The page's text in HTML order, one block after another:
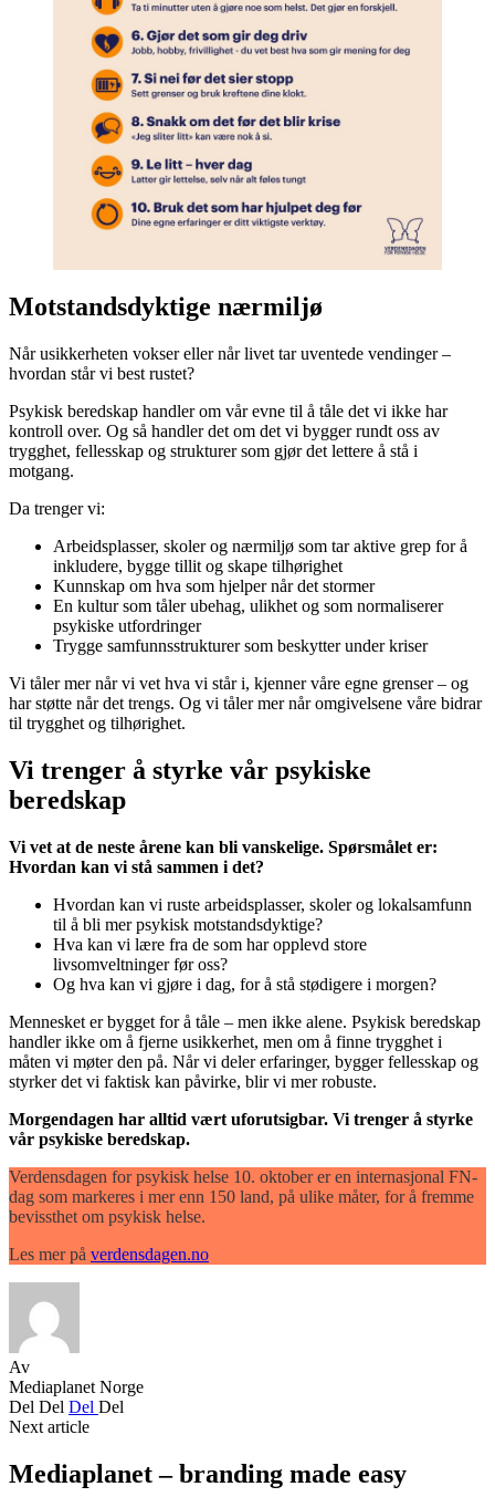
Motstandsdyktige nærmiljø
Når usikkerheten vokser eller når livet tar uventede vendinger –
hvordan står vi best rustet?
Psykisk beredskap handler om vår evne til å tåle det vi ikke har
kontroll over. Og så handler det om det vi bygger rundt oss av
trygghet, fellesskap og strukturer som gjør det lettere å stå i
motgang.
Da trenger vi:
Arbeidsplasser, skoler og nærmiljø som tar aktive grep for å
inkludere, bygge tillit og skape tilhørighet
Kunnskap om hva som hjelper når det stormer
En kultur som tåler ubehag, ulikhet og som normaliserer
psykiske utfordringer
Trygge samfunnsstrukturer som beskytter under kriser
Vi tåler mer når vi vet hva vi står i, kjenner våre egne grenser – og
har støtte når det trengs. Og vi tåler mer når omgivelsene våre bidrar
til trygghet og tilhørighet.
Vi trenger å styrke vår psykiske
beredskap
Vi vet at de neste årene kan bli vanskelige. Spørsmålet er:
Hvordan kan vi stå sammen i det?
Hvordan kan vi ruste arbeidsplasser, skoler og lokalsamfunn
til å bli mer psykisk motstandsdyktige?
Hva kan vi lære fra de som har opplevd store
livsomveltninger før oss?
Og hva kan vi gjøre i dag, for å stå stødigere i morgen?
Mennesket er bygget for å tåle – men ikke alene. Psykisk beredskap
handler ikke om å fjerne usikkerhet, men om å finne trygghet i
måten vi møter den på. Når vi deler erfaringer, bygger fellesskap og
styrker det vi faktisk kan påvirke, blir vi mer robuste.
Morgendagen har alltid vært uforutsigbar. Vi trenger å styrke
vår psykiske beredskap.
Verdensdagen for psykisk helse 10. oktober er en internasjonal FN-
dag som markeres i mer enn 150 land, på ulike måter, for å fremme
bevissthet om psykisk helse.
Les mer på verdensdagen.no
Av
Mediaplanet Norge
Del Del Del Del
Next article
Mediaplanet – branding made easy